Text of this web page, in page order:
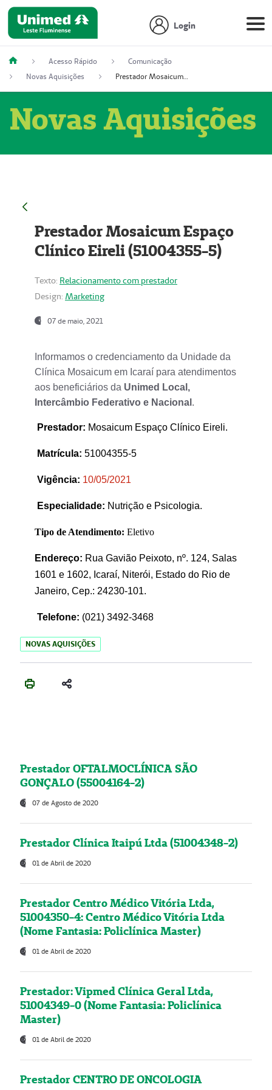
Login
Acesso Rápido
Comunicação
Novas Aquisições
Prestador Mosaicum Espaço Clínico Eireli (51004355-5)
Novas Aquisições
Prestador Mosaicum Espaço
Clínico Eireli (51004355-5)
Texto: Relacionamento com prestador
Design: Marketing
07 de maio, 2021
Informamos o credenciamento da Unidade da
Clínica Mosaicum em Icaraí para atendimentos
aos beneficiários da Unimed Local,
Intercâmbio Federativo e Nacional .
Prestador: Mosaicum Espaço Clínico Eireli.
Matrícula: 51004355-5
Vigência: 10/05/2021
Especialidade: Nutrição e Psicologia.
Tipo de Atendimento: Eletivo
Endereço: Rua Gavião Peixoto, nº. 124, Salas
1601 e 1602, Icaraí, Niterói, Estado do Rio de
Janeiro, Cep.: 24230-101.
Telefone: (021) 3492-3468
NOVAS AQUISIÇÕES
Prestador OFTALMOCLÍNICA SÃO
GONÇALO (55004164-2)
07 de Agosto de 2020
Prestador Clínica Itaipú Ltda (51004348-2)
01 de Abril de 2020
Prestador Centro Médico Vitória Ltda,
51004350-4: Centro Médico Vitória Ltda
(Nome Fantasia: Policlínica Master)
01 de Abril de 2020
Prestador: Vipmed Clínica Geral Ltda,
51004349-0 (Nome Fantasia: Policlínica
Master)
01 de Abril de 2020
Prestador CENTRO DE ONCOLOGIA